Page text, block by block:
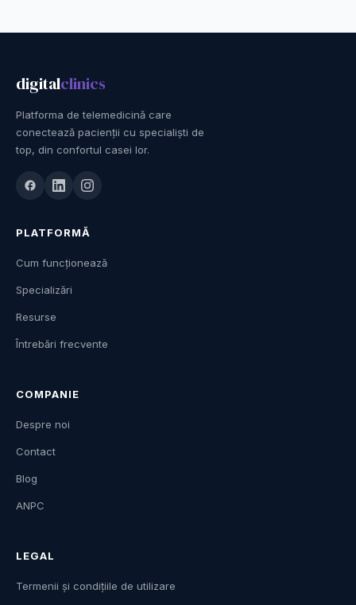
digitalclinics
Platforma de telemedicină care
conectează pacienții cu specialiști de
top, din confortul casei lor.
PLATFORMĂ
Cum funcționează
Specializări
Resurse
Întrebări frecvente
COMPANIE
Despre noi
Contact
Blog
ANPC
LEGAL
Termenii și condițiile de utilizare